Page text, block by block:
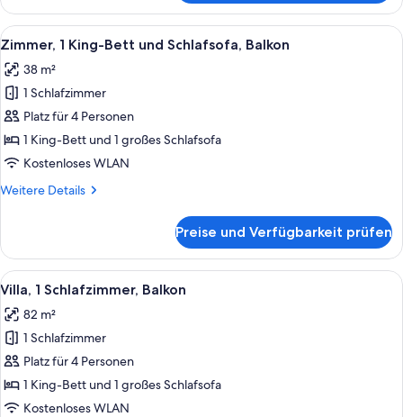
1
Schlafzimmer,
Balkon
Alle
Fotos
für
Zimmer,
1 King-
Bett
und
Balkon
Ein Hotelzimmer mit einem großen
4
Zimmer, 1 King-Bett und Schlafsofa, Balkon
38 m²
1 Schlafzimmer
Platz für 4 Personen
1 King-Bett und 1 großes Schlafsofa
Kostenloses WLAN
Weitere Details
Weitere
1 King-
Bett
und
Balkon
Preise und Verfügbarkeit prüfen
Alle
Fotos
für
Villa,
1
Schlafzimmer,
Balkon
Ein Hotelzimmer mit einer Couch,
6
Villa, 1 Schlafzimmer, Balkon
82 m²
1 Schlafzimmer
Platz für 4 Personen
1 King-Bett und 1 großes Schlafsofa
Kostenloses WLAN